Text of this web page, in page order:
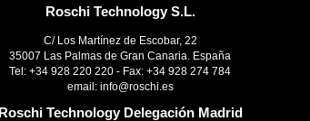
Roschi Technology S.L.
C/ Los Martínez de Escobar, 22
35007 Las Palmas de Gran Canaria. España
Tel: +34 928 220 220 - Fax: +34 928 274 784
email: info@roschi.es
Roschi Technology Delegación Madrid